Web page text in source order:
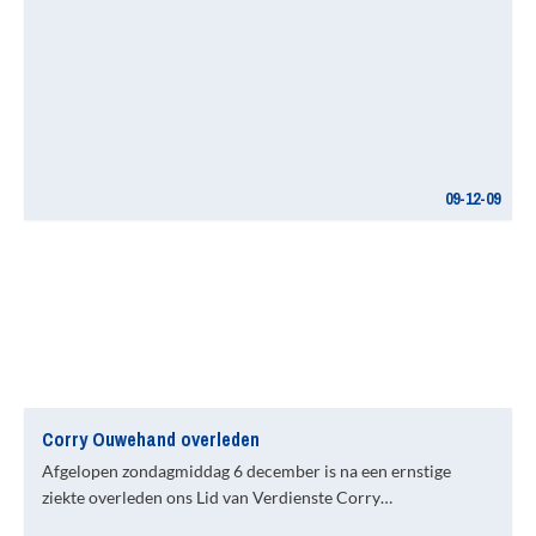
09-12-09
Corry Ouwehand overleden
Afgelopen zondagmiddag 6 december is na een ernstige
ziekte overleden ons Lid van Verdienste Corry…